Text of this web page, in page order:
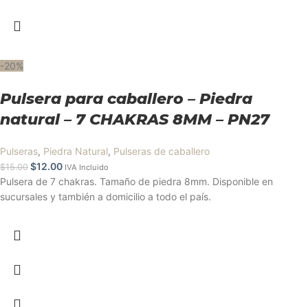
-20%
Pulsera para caballero – Piedra
natural – 7 CHAKRAS 8MM – PN27
Pulseras, Piedra Natural, Pulseras de caballero
$15.00 $12.00 IVA Incluido
Pulsera de 7 chakras. Tamaño de piedra 8mm. Disponible en
sucursales y también a domicilio a todo el país.